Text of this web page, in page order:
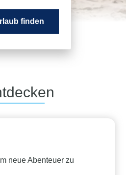
finden
neue Abenteuer zu